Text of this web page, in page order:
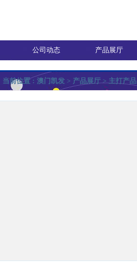
公司动态 产品展厅
询价
当前位置 : 澳门凯发 > 产品展厅 >主打产品